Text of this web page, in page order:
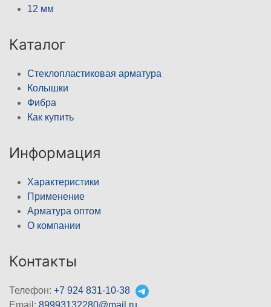
12 мм
Каталог
Стеклопластиковая арматура
Колышки
Фибра
Как купить
Информация
Характеристики
Применение
Арматура оптом
О компании
Контакты
Телефон: +7 924 831-10-38
Email: 89993132280@mail.ru